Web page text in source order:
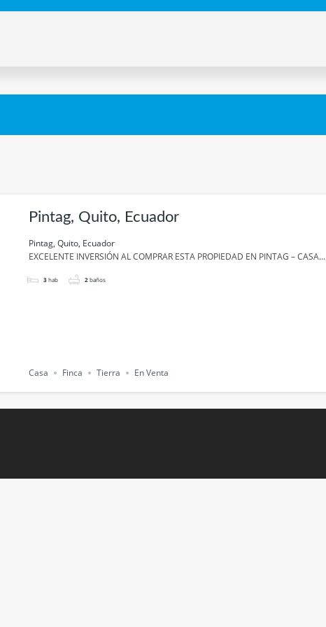
Pintag, Quito, Ecuador
Pintag, Quito, Ecuador
EXCELENTE INVERSIÓN AL COMPRAR ESTA PROPIEDAD EN PINTAG – CASA...
3 hab 2 baños
Casa Finca Tierra En Venta